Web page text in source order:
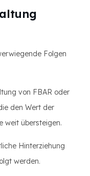
Folgen
von FBAR oder
den Wert der
weit übersteigen.
Hinterziehung
werden.